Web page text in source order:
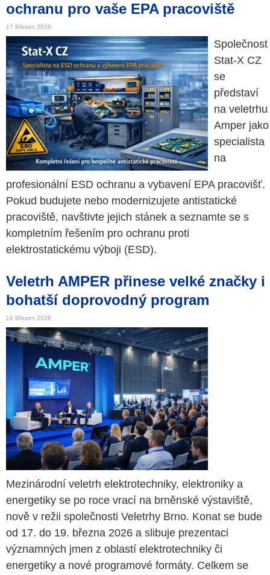
ochranu pro vaše EPA pracoviště
17 Březen 2026
Společnost
Stat-X CZ
se
představí
na veletrhu
Amper jako
specialista
na
profesionální ESD ochranu a vybavení EPA pracovišť.
Pokud budujete nebo modernizujete antistatické
pracoviště, navštivte jejich stánek a seznamte se s
kompletním řešením pro ochranu proti
elektrostatickému výboji (ESD).
Veletrh AMPER přinese velké značky i
bohatší doprovodný program
16 Březen 2026
Mezinárodní veletrh elektrotechniky, elektroniky a
energetiky se po roce vrací na brněnské výstaviště,
nově v režii společnosti Veletrhy Brno. Konat se bude
od 17. do 19. března 2026 a slibuje prezentaci
významných jmen z oblastí elektrotechniky či
energetiky a nové programové formáty. Celkem se